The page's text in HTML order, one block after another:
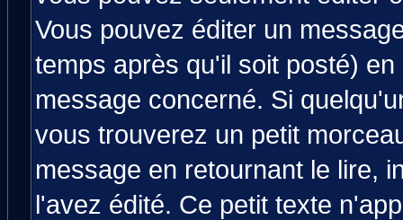
Vous pouvez éditer un
temps après qu'il soit posté)
message concerné. Si
vous trouverez un petit
message en retournant le lire,
l'avez édité. Ce petit texte